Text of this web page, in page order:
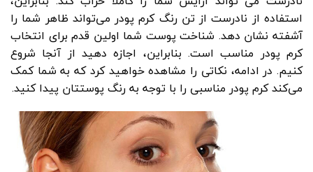
استفاده از نادرست از تن رنگ کرم پودر می‌تواند ظاهر شما را
آشفته نشان دهد. شناخت پوست شما اولین قدم برای انتخاب
کرم پودر مناسب است. بنابراین، اجازه دهید از آنجا شروع
کنیم. در ادامه، نکاتی را مشاهده خواهید کرد که به شما کمک
می‌کند کرم پودر مناسبی را با توجه به رنگ پوستتان پیدا کنید.